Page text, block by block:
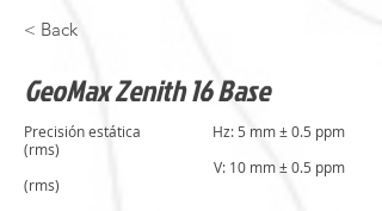
< Back
GeoMax Zenith 16 Base
Precisión estática Hz: 5 mm ± 0.5 ppm
(rms)
V: 10 mm ± 0.5 ppm
(rms)